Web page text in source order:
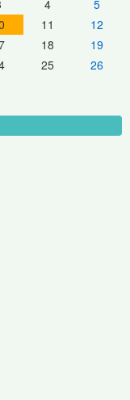
4
5
11
12
18
19
25
26